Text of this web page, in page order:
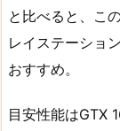
と比べると、こ
レイステーショ
おすすめ。
目安性能はGTX